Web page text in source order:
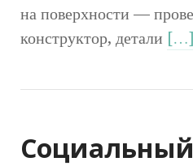
на поверхности —
конструктор, детали […]
Социальный